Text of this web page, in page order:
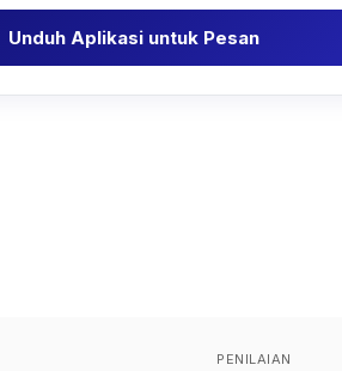
Unduh Aplikasi untuk Pesan
PENILAIAN